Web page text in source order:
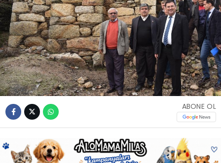
Instagram
Youtube
ABONE OL